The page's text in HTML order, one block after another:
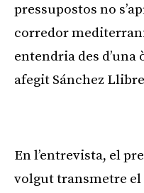
pressupostos no
corredor
entendria des d’una
afegit Sánchez
En l’entrevista, el
volgut transmetre